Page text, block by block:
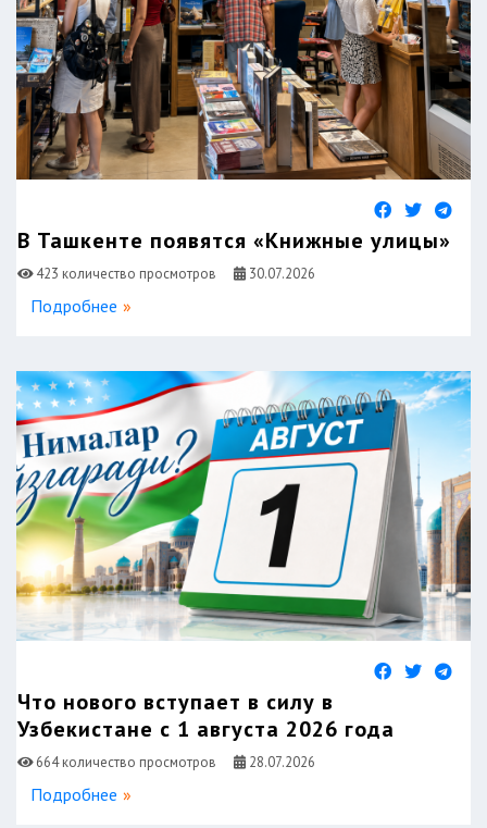
В Ташкенте появятся «Книжные улицы»
423 количество просмотров 30.07.2026
Подробнее
Что нового вступает в силу в
Узбекистане с 1 августа 2026 года
664 количество просмотров 28.07.2026
Подробнее